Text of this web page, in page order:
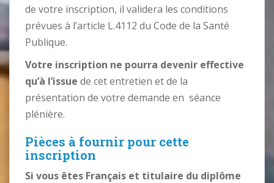
de votre inscription, il validera les conditions
prévues à l’article L.4112 du Code de la Santé
Publique.
Votre inscription ne pourra devenir effective
qu’à l’issue de cet entretien et de la
présentation de votre demande en séance
plénière.
Pièces à fournir pour cette
inscription
Si vous êtes Français et titulaire du diplôme